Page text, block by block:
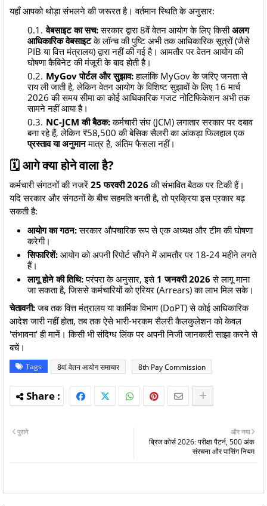
​यहाँ आपको थोड़ा संभलने की जरूरत है। वर्तमान स्थिति के अनुसार:
वेबसाइट का सच:सरकार द्वारा 8वें वेतन आयोग के लिए किसीअलग
आधिकारिक वेबसाइटके लॉन्च की पुष्टि अभी तक आधिकारिक सूत्रों (जैसे
PIB या वित्त मंत्रालय) द्वारा नहीं की गई है। आमतौर पर वेतन आयोग की
घोषणा कैबिनेट की मंजूरी के बाद होती है।
MyGov पोर्टल और सुझाव:हालांकि MyGov के जरिए जनता से
राय ली जाती है, लेकिन वेतन आयोग के विशिष्ट सुझावों के लिए 16 मार्च
2026 की समय सीमा का कोई आधिकारिक गजट नोटिफिकेशन अभी तक
सामने नहीं आया है।
NC-JCM की बैठक:कर्मचारी संघ (JCM) लगातार सरकार पर दबाव
बना रहे हैं, लेकिन ₹58,500 की बेसिक सैलरी का आंकड़ा फिलहाल एक
प्रस्ताव या अनुमानमात्र है, अंतिम फैसला नहीं।
​🗓️ आगे क्या होने वाला है?
​कर्मचारी संगठनों की नजरें 25 फरवरी 2026 की संभावित बैठक पर टिकी हैं।
यदि सरकार और संगठनों के बीच सहमति बनती है, तो प्रक्रिया इस प्रकार बढ़
सकती है:
आयोग का गठन:सरकार औपचारिक रूप से एक अध्यक्ष और टीम की घोषणा
करेगी।
सिफारिशें: आयोग को अपनी रिपोर्ट सौंपने में आमतौर पर 18-24 महीने लगते
हैं।
लागू होने की तिथि:परंपरा के अनुसार, इसे 1 जनवरी 2026 से लागू माना
जा सकता है, जिससे कर्मचारियों को एरियर (Arrears) का लाभ मिल सके।
चेतावनी:जब तक वित्त मंत्रालय या कार्मिक विभाग (DoPT) से कोई आधिकारिक
आदेश जारी नहीं होता, तब तक ऐसे भारी-भरकम सैलरी कैलकुलेशन को केवल
'संभावना' ही मानें। किसी भी संदिग्ध लिंक पर अपनी निजी जानकारी साझा करने से
बचें।
Tags 8वां वेतन आयोग समाचार 8th Pay Commission
और नया
ब्रिज कोर्स 2026: परीक्षा पैटर्न, 500 अंक
संरचना और पासिंग नियम
पुराने